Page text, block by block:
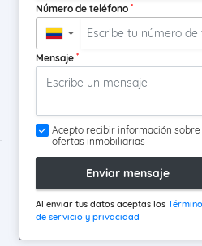
Número de teléfono *
▼
Mensaje *
Acepto recibir información sobre
ofertas inmobiliarias
Enviar mensaje
Al enviar tus datos aceptas los
de servicio y privacidad